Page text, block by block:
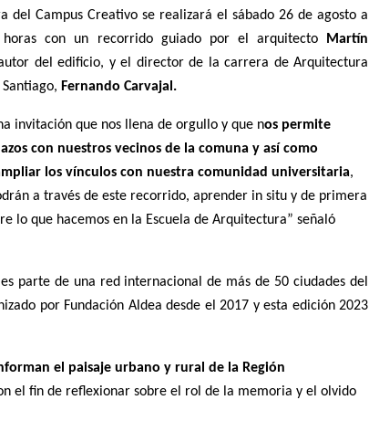
del Campus Creativo se realizará el sábado 26 de agosto a
horas con un recorrido guiado por el arquitecto
Martín
del edificio, y el director de la carrera de Arquitectura
Fernando Carvajal.
invitación que nos llena de orgullo y que nos permite
con nuestros vecinos de la comuna y así como
los vínculos con nuestra comunidad universitaria,
a través de este recorrido, aprender in situ y de primera
lo que hacemos en la Escuela de Arquitectura” señaló
parte de una red internacional de más de 50 ciudades del
por Fundación Aldea desde el 2017 y esta edición 2023
el paisaje urbano y rural de la Región
el fin de reflexionar sobre el rol de la memoria y el olvido